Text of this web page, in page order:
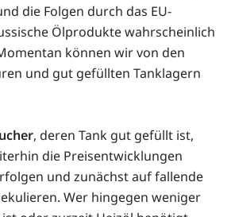
die Folgen durch das EU-
Ölprodukte wahrscheinlich
können wir von den
und gut gefüllten Tanklagern
, deren Tank gut gefüllt ist,
die Preisentwicklungen
und zunächst auf fallende
Wer hingegen weniger